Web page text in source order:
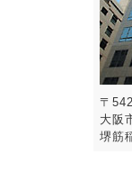
〒
大阪
堺筋